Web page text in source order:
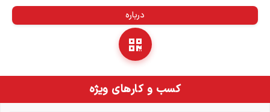
درباره
کسب و کارهای ویژه